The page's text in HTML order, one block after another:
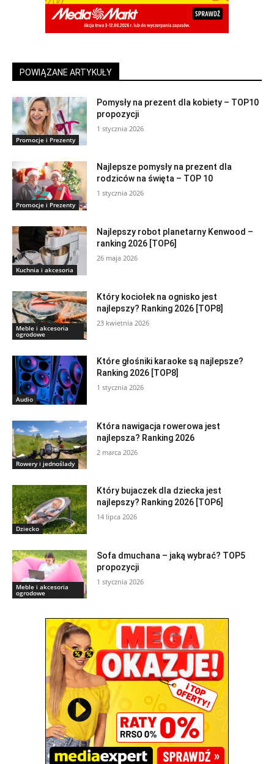
POWIĄZANE ARTYKUŁY
Promocje i Prezenty
Pomysły na prezent dla kobiety – TOP10
propozycji
1 stycznia 2026
Promocje i Prezenty
Najlepsze pomysły na prezent dla
rodziców na święta – TOP 10
1 stycznia 2026
Kuchnia i akcesoria
Najlepszy robot planetarny Kenwood –
ranking 2026 [TOP6]
26 maja 2026
Meble i akcesoria
ogrodowe
Który kociołek na ognisko jest
najlepszy? Ranking 2026 [TOP8]
23 kwietnia 2026
Audio
Które głośniki karaoke są najlepsze?
Ranking 2026 [TOP8]
1 stycznia 2026
Rowery i jednoślady
Która nawigacja rowerowa jest
najlepsza? Ranking 2026
2 marca 2026
Dziecko
Który bujaczek dla dziecka jest
najlepszy? Ranking 2026 [TOP6]
14 lipca 2026
Meble i akcesoria
ogrodowe
Sofa dmuchana – jaką wybrać? TOP5
propozycji
1 stycznia 2026